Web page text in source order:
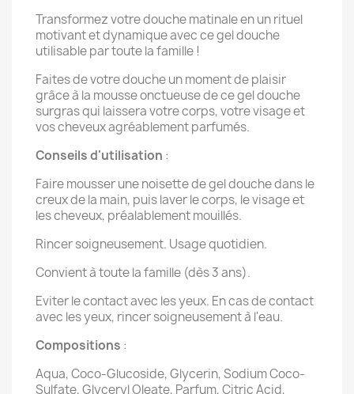
Transformez votre douche matinale en un rituel
motivant et dynamique avec ce gel douche
utilisable par toute la famille !
Faites de votre douche un moment de plaisir
grâce à la mousse onctueuse de ce gel douche
surgras qui laissera votre corps, votre visage et
vos cheveux agréablement parfumés.
Conseils d'utilisation :
Faire mousser une noisette de gel douche dans le
creux de la main, puis laver le corps, le visage et
les cheveux, préalablement mouillés.
Rincer soigneusement. Usage quotidien.
Convient à toute la famille (dès 3 ans).
Eviter le contact avec les yeux. En cas de contact
avec les yeux, rincer soigneusement à l'eau.
Compositions :
Aqua, Coco-Glucoside, Glycerin, Sodium Coco-
Sulfate, Glyceryl Oleate, Parfum, Citric Acid,